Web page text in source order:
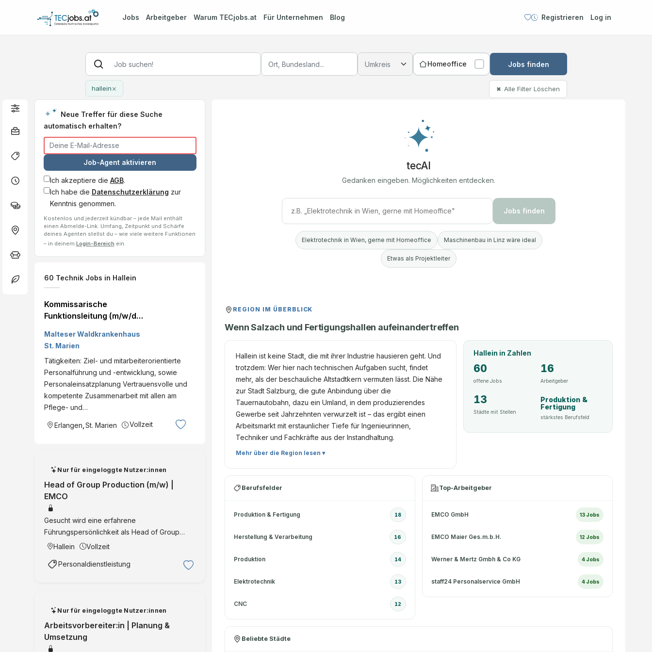
Jobs Arbeitgeber Warum TECjobs.at Für Unternehmen Blog Registrieren Log in
Homeoffice Jobs finden
hallein× ✖ Alle Filter Löschen
Neue Treffer für diese Suche
automatisch erhalten?
Job-Agent aktivieren
Ich akzeptiere die AGB.
Ich habe die Datenschutzerklärung zur
Kenntnis genommen.
Kostenlos und jederzeit kündbar – jede Mail enthält
einen Abmelde-Link. Umfang, Zeitpunkt und Schärfe
deines Agenten stellst du – wie viele weitere Funktionen
– in deinem Login-Bereich ein.
60 Technik Jobs in Hallein
Kommissarische
Funktionsleitung (m/w/d)
Malteser Waldkrankenhaus
St. Marien
Tätigkeiten: Ziel- und mitarbeiterorientierte
Personalführung und -entwicklung, sowie
Personaleinsatzplanung Vertrauensvolle und
kompetente Zusammenarbeit mit allen am
Pflege- und…
Erlangen St. Marien Vollzeit
Nur für eingeloggte Nutzer:innen
Head of Group Production (m/w) |
EMCO
Gesucht wird eine erfahrene
Führungspersönlichkeit als Head of Group
Production / Produktionschef (m/w) für EMCO
Verantwortung für Produktion, Lean
Hallein Vollzeit
Personaldienstleistung
Nur für eingeloggte Nutzer:innen
Arbeitsvorbereiter:in | Planung &
Umsetzung
tecAI
Gedanken eingeben. Möglichkeiten entdecken.
Jobs finden
Elektrotechnik in Wien, gerne mit Homeoffice Maschinenbau in Linz wäre ideal
Etwas als Projektleiter
REGION IM ÜBERBLICK
Wenn Salzach und Fertigungshallen aufeinandertreffen
Hallein ist keine Stadt, die mit ihrer Industrie hausieren geht. Und
trotzdem: Wer hier nach technischen Aufgaben sucht, findet
mehr, als der beschauliche Altstadtkern vermuten lässt. Die Nähe
zur Stadt Salzburg, die gute Anbindung über die
Tauernautobahn, dazu ein Umland, in dem produzierendes
Gewerbe seit Jahrzehnten verwurzelt ist – das ergibt einen
Arbeitsmarkt mit erstaunlicher Tiefe für Ingenieurinnen,
Techniker und Fachkräfte aus der Instandhaltung.
Mehr über die Region lesen ▾
Hallein in Zahlen
60
offene Jobs
16
Arbeitgeber
13
Städte mit Stellen
Produktion &
Fertigung
stärkstes Berufsfeld
Berufsfelder
Produktion & Fertigung 18
Herstellung & Verarbeitung 16
Produktion 14
Elektrotechnik 13
CNC 12
Top-Arbeitgeber
EMCO GmbH 13 Jobs
EMCO Maier Ges.m.b.H. 12 Jobs
Werner & Mertz Gmbh & Co KG 4 Jobs
staff24 Personalservice GmbH 4 Jobs
Beliebte Städte